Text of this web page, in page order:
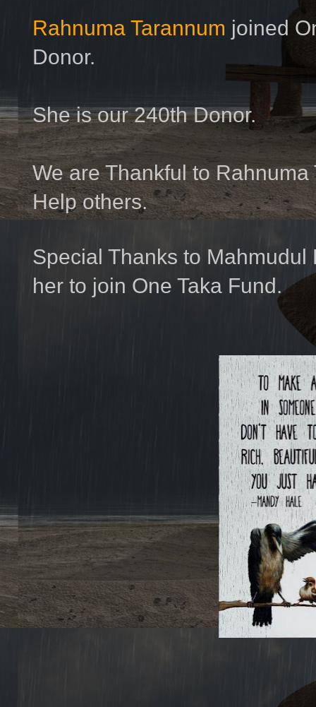
Rahnuma Tarannum joined
Donor.
She is our 240th Donor.
We are Thankful to
Help others.
Special Thanks to
her to join One Taka Fund.